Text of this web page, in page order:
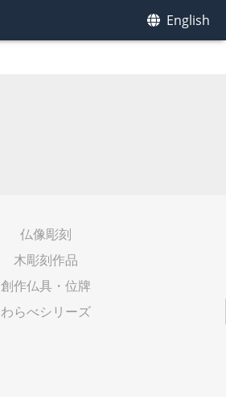
English
仏像彫刻
木彫刻作品
創作仏具・位牌
わらべシリーズ